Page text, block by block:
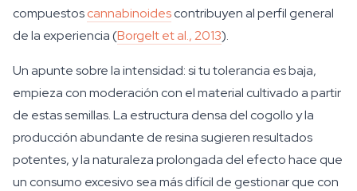
compuestoscannabinoidescontribuyen al perfil general
de la experiencia (Borgelt et al., 2013).
Un apunte sobre la intensidad: si tu tolerancia es baja,
empieza con moderación con el material cultivado a partir
de estas semillas. La estructura densa del cogollo y la
producción abundante de resina sugieren resultados
potentes, y la naturaleza prolongada del efecto hace que
un consumo excesivo sea más difícil de gestionar que con